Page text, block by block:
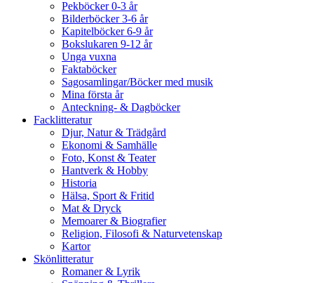
Pekböcker 0-3 år
Bilderböcker 3-6 år
Kapitelböcker 6-9 år
Bokslukaren 9-12 år
Unga vuxna
Faktaböcker
Sagosamlingar/Böcker med musik
Mina första år
Anteckning- & Dagböcker
Facklitteratur
Djur, Natur & Trädgård
Ekonomi & Samhälle
Foto, Konst & Teater
Hantverk & Hobby
Historia
Hälsa, Sport & Fritid
Mat & Dryck
Memoarer & Biografier
Religion, Filosofi & Naturvetenskap
Kartor
Skönlitteratur
Romaner & Lyrik